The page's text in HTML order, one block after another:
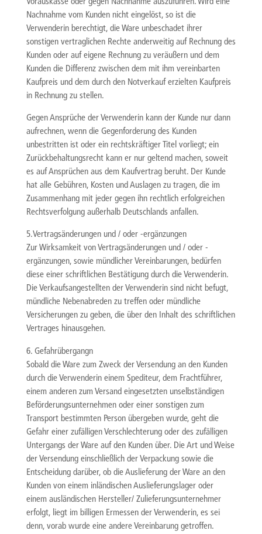
Nachnahme vom Kunden nicht eingelöst, so ist die
Verwenderin berechtigt, die Ware unbeschadet ihrer
sonstigen vertraglichen Rechte anderweitig auf Rechnung des
Kunden oder auf eigene Rechnung zu veräußern und dem
Kunden die Differenz zwischen dem mit ihm vereinbarten
Kaufpreis und dem durch den Notverkauf erzielten Kaufpreis
in Rechnung zu stellen.
Gegen Ansprüche der Verwenderin kann der Kunde nur dann
aufrechnen, wenn die Gegenforderung des Kunden
unbestritten ist oder ein rechtskräftiger Titel vorliegt; ein
Zurückbehaltungsrecht kann er nur geltend machen, soweit
es auf Ansprüchen aus dem Kaufvertrag beruht. Der Kunde
hat alle Gebühren, Kosten und Auslagen zu tragen, die im
Zusammenhang mit jeder gegen ihn rechtlich erfolgreichen
Rechtsverfolgung außerhalb Deutschlands anfallen.
5.Vertragsänderungen und / oder -ergänzungen
Zur Wirksamkeit von Vertragsänderungen und / oder -
ergänzungen, sowie mündlicher Vereinbarungen, bedürfen
diese einer schriftlichen Bestätigung durch die Verwenderin.
Die Verkaufsangestellten der Verwenderin sind nicht befugt,
mündliche Nebenabreden zu treffen oder mündliche
Versicherungen zu geben, die über den Inhalt des schriftlichen
Vertrages hinausgehen.
6. Gefahrübergangn
Sobald die Ware zum Zweck der Versendung an den Kunden
durch die Verwenderin einem Spediteur, dem Frachtführer,
einem anderen zum Versand eingesetzten unselbständigen
Beförderungsunternehmen oder einer sonstigen zum
Transport bestimmten Person übergeben wurde, geht die
Gefahr einer zufälligen Verschlechterung oder des zufälligen
Untergangs der Ware auf den Kunden über. Die Art und Weise
der Versendung einschließlich der Verpackung sowie die
Entscheidung darüber, ob die Auslieferung der Ware an den
Kunden von einem inländischen Auslieferungslager oder
einem ausländischen Hersteller/ Zulieferungsunternehmer
erfolgt, liegt im billigen Ermessen der Verwenderin, es sei
denn, vorab wurde eine andere Vereinbarung getroffen.